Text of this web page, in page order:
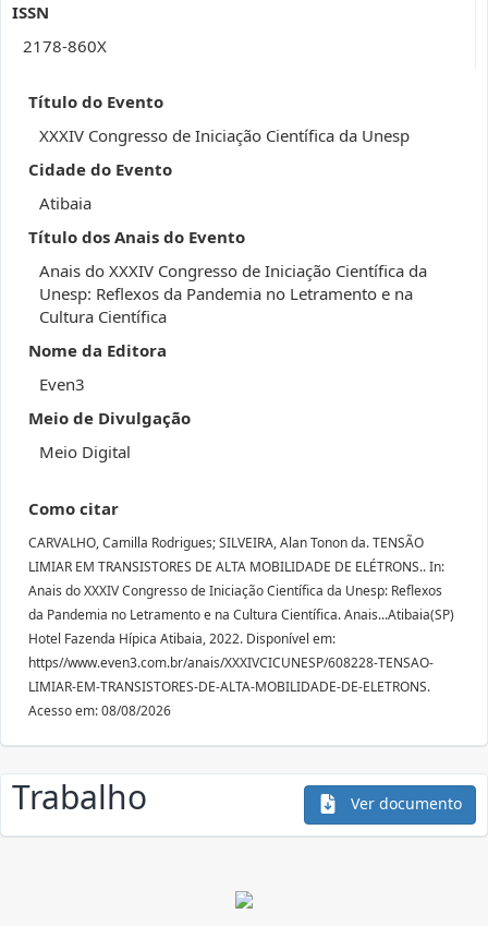
ISSN
2178-860X
Título do Evento
XXXIV Congresso de Iniciação Científica da Unesp
Cidade do Evento
Atibaia
Título dos Anais do Evento
Anais do XXXIV Congresso de Iniciação Científica da
Unesp: Reflexos da Pandemia no Letramento e na
Cultura Científica
Nome da Editora
Even3
Meio de Divulgação
Meio Digital
Como citar
CARVALHO, Camilla Rodrigues; SILVEIRA, Alan Tonon da. TENSÃO
LIMIAR EM TRANSISTORES DE ALTA MOBILIDADE DE ELÉTRONS.. In:
Anais do XXXIV Congresso de Iniciação Científica da Unesp: Reflexos
da Pandemia no Letramento e na Cultura Científica. Anais...Atibaia(SP)
Hotel Fazenda Hípica Atibaia, 2022. Disponível em:
https//www.even3.com.br/anais/XXXIVCICUNESP/608228-TENSAO-
LIMIAR-EM-TRANSISTORES-DE-ALTA-MOBILIDADE-DE-ELETRONS.
Acesso em: 08/08/2026
Trabalho Ver documento